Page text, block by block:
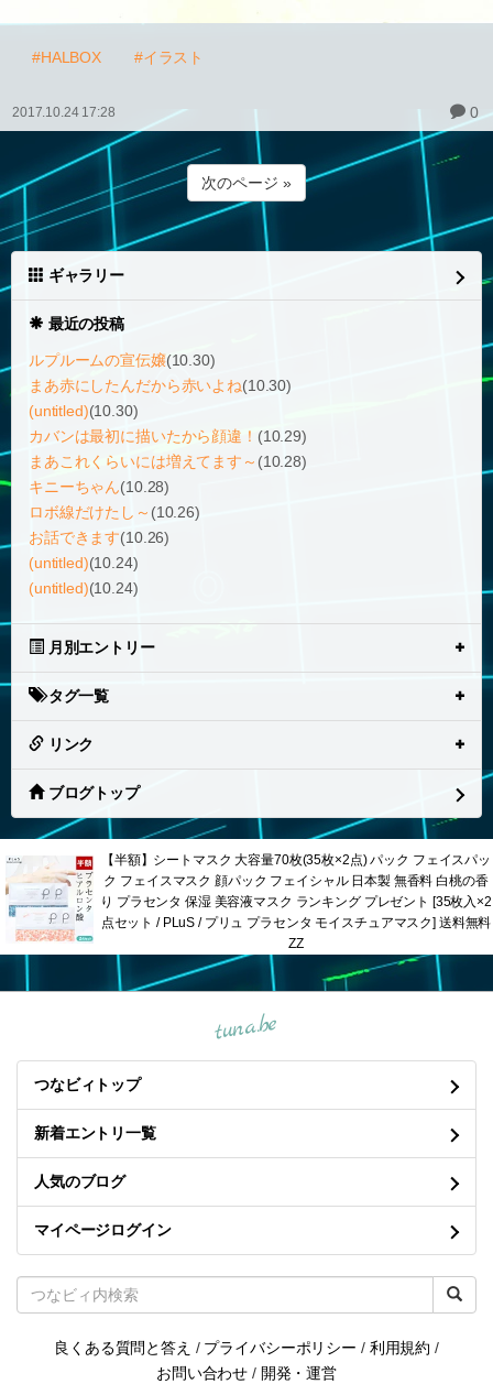
#HALBOX #イラスト
2017.10.24 17:28 0
次のページ »
ギャラリー
最近の投稿
ルプルームの宣伝嬢(10.30)
まあ赤にしたんだから赤いよね(10.30)
(untitled)(10.30)
カバンは最初に描いたから顔違！ (10.29)
まあこれくらいには増えてます～ (10.28)
キニーちゃん(10.28)
ロボ線だけたし～ (10.26)
お話できます(10.26)
(untitled)(10.24)
(untitled)(10.24)
月別エントリー
タグ一覧
リンク
ブログトップ
【半額】シートマスク 大容量70枚(35枚×2点) パック フェイスパッ
ク フェイスマスク 顔パック フェイシャル 日本製 無香料 白桃の香
り プラセンタ 保湿 美容液マスク ランキング プレゼント [35枚入×2
点セット / PLuS / プリュ プラセンタ モイスチュアマスク] 送料無料
ZZ
tuna.be
つなビィトップ
新着エントリ一覧
人気のブログ
マイページログイン
良くある質問と答え / プライバシーポリシー / 利用規約 /
お問い合わせ / 開発・運営